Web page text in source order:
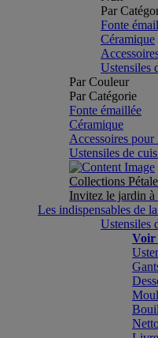
Par
Fonte
Céramique
Ustensiles
Par Couleur
Par Catégorie
Fonte émaillée
Céramique
Accessoires pour
Ustensiles de
Collections
Invitez le jardin à
Les indispensables de
Ustensiles
Voir